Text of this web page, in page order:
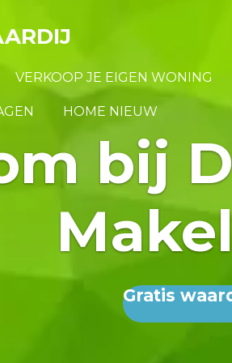
VERKOOP JE EIGEN WONING
HOME NIEUW
bij
Gratis